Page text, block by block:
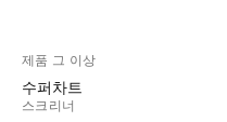
제품 그 이상
수퍼차트
스크리너